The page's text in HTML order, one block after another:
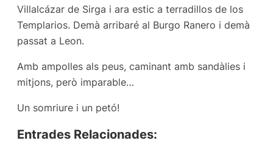
Villalcázar de Sirga i ara estic a terradillos de los
Templarios. Demà arribaré al Burgo Ranero i demà
passat a Leon.
Amb ampolles als peus, caminant amb sandàlies i
mitjons, però imparable…
Un somriure i un petó!
Entrades Relacionades: